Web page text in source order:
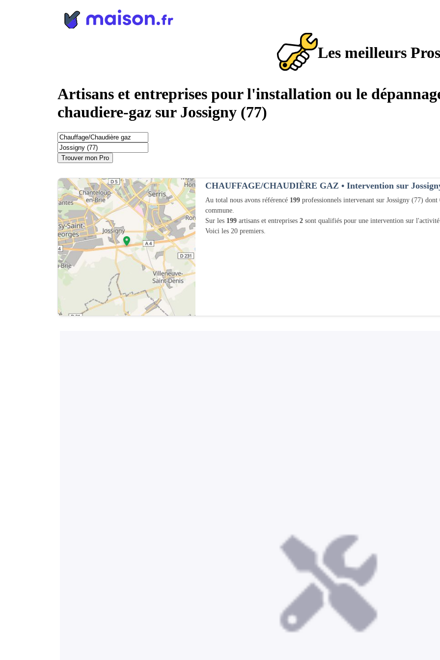
Les meilleurs
Artisans et entreprises pour l'installation ou le
chaudiere-gaz sur Jossigny (77)
Trouver mon Pro
CHAUFFAGE/CHAUDIÈRE GAZ • Intervention sur
Au total nous avons référencé 199 professionnels intervenant sur Jossigny (77) dont
commune.
Sur les 199 artisans et entreprises 2 sont qualifiés pour une intervention sur l'activité
Voici les 20 premiers.